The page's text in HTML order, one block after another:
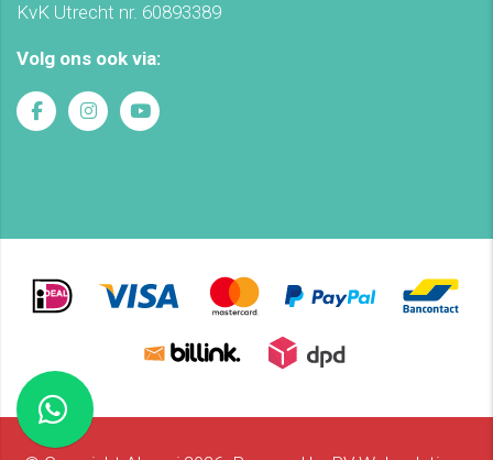
KvK Utrecht nr. 60893389
Volg ons ook via: